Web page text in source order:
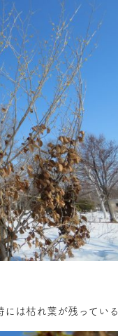
は枯れ葉が残っている